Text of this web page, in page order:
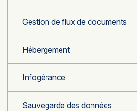
Gestion de flux de documents
Hébergement
Infogérance
Sauvegarde des données